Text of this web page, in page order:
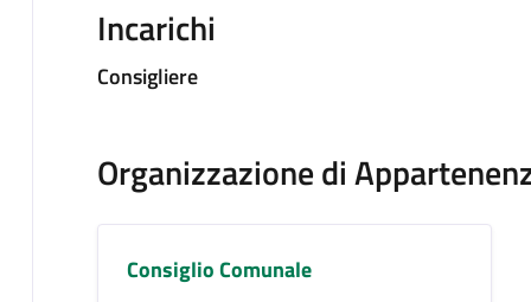
Incarichi
Consigliere
Organizzazione di
Consiglio Comunale